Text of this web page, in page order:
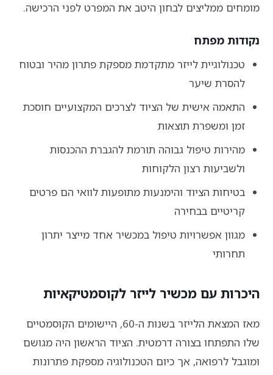
מומחים ממליצים לבחון היטב את המפרט לפני הרכישה.
נקודות מפתח
טכנולוגיית לייזר מתקדמת מספקת פתרון מהיר ובטוח
להסרת שיער
התאמה אישית של הציוד לצרכים המקצועיים חוסכת
זמן ומשפרת תוצאות
מהירות טיפול גבוהה תורמת להגברת ההכנסות
ולשביעות רצון הלקוחות
בטיחות הציוד והימנעות מתופעות לוואי הם פרטים
קריטיים בבחירה
מגוון אפשרויות טיפול במכשיר אחד מייצר יתרון
תחרותי
היכרות עם מכשיר לייזר לקוסמטיקאיות
מאז המצאת הלייזר בשנות ה-60, היישומים הקוסמטיים
שלו התפתחו בצורה דרמטית. הציוד הראשון היה מגושם
ומוגבל לרפואה, אך כיום הטכנולוגיה מספקת פתרונות